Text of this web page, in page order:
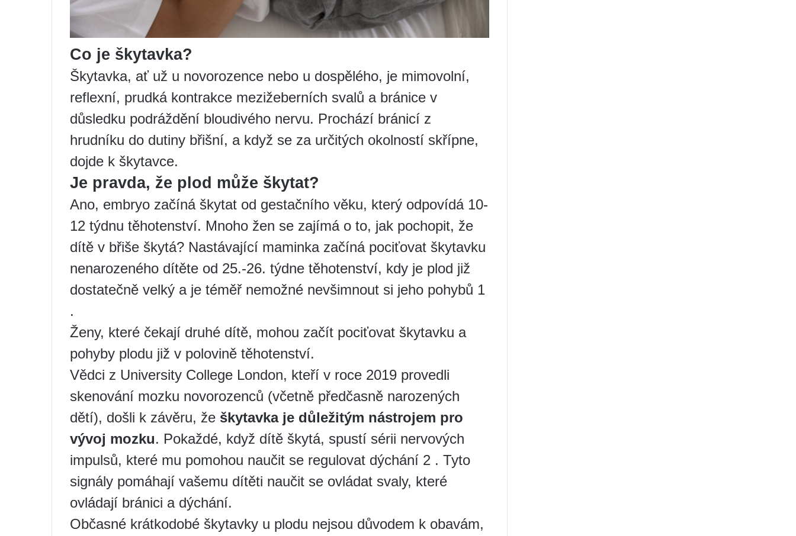
Co je škytavka?
Škytavka, ať už u novorozence nebo u dospělého, je mimovolní,
reflexní, prudká kontrakce mezižeberních svalů a bránice v
důsledku podráždění bloudivého nervu. Prochází bránicí z
hrudníku do dutiny břišní, a když se za určitých okolností skřípne,
dojde k škytavce.
Je pravda, že plod může škytat?
Ano, embryo začíná škytat od gestačního věku, který odpovídá 10-
12 týdnu těhotenství. Mnoho žen se zajímá o to, jak pochopit, že
dítě v břiše škytá? Nastávající maminka začíná pociťovat škytavku
nenarozeného dítěte od 25.-26. týdne těhotenství, kdy je plod již
dostatečně velký a je téměř nemožné nevšimnout si jeho pohybů 1
.
Ženy, které čekají druhé dítě, mohou začít pociťovat škytavku a
pohyby plodu již v polovině těhotenství.
Vědci z University College London, kteří v roce 2019 provedli
skenování mozku novorozenců (včetně předčasně narozených
dětí), došli k závěru, že škytavka je důležitým nástrojem pro
vývoj mozku. Pokaždé, když dítě škytá, spustí sérii nervových
impulsů, které mu pomohou naučit se regulovat dýchání 2 . Tyto
signály pomáhají vašemu dítěti naučit se ovládat svaly, které
ovládají bránici a dýchání.
Občasné krátkodobé škytavky u plodu nejsou důvodem k obavám,